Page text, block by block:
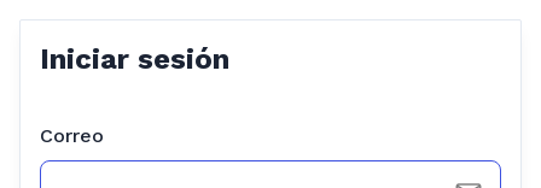
Iniciar sesión
Correo